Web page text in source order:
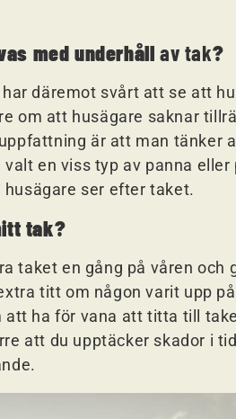
med underhåll av tak?
däremot svårt att se att
om att husägare saknar
är att man tänker
en viss typ av panna
ser efter taket.
tak?
taket en gång på våren och
titt om någon varit upp
att ha för vana att titta till
att du upptäcker skador i